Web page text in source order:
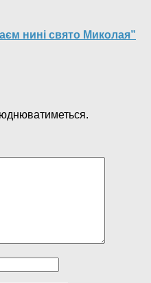
нині свято Миколая”